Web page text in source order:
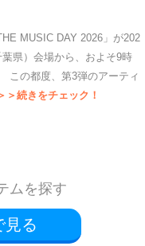
MUSIC DAY 2026」が202
県）会場から、およそ9時
この都度、第3弾のアーティ
＞続きをチェック！
ムを探す
見る